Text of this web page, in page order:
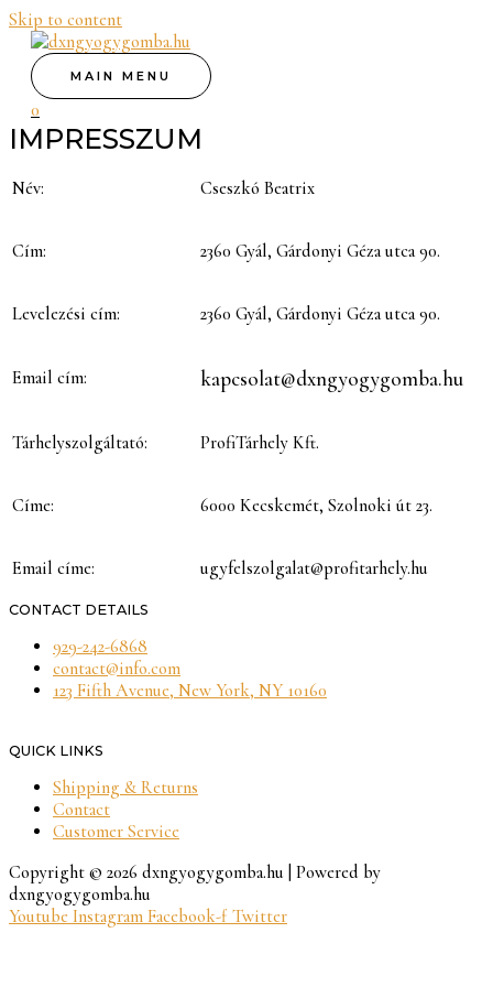
Skip to content
MAIN MENU
0
IMPRESSZUM
Név: Cseszkó Beatrix
Cím: 2360 Gyál, Gárdonyi Géza utca 90.
Levelezési cím: 2360 Gyál, Gárdonyi Géza utca 90.
Email cím: kapcsolat@dxngyogygomba.hu
Tárhelyszolgáltató: ProfiTárhely Kft.
Címe: 6000 Kecskemét, Szolnoki út 23.
Email címe: ugyfelszolgalat@profitarhely.hu
CONTACT DETAILS
929-242-6868
contact@info.com
123 Fifth Avenue, New York, NY 10160
QUICK LINKS
Shipping & Returns
Contact
Customer Service
Copyright © 2026 dxngyogygomba.hu | Powered by
dxngyogygomba.hu
Youtube Instagram Facebook-f Twitter